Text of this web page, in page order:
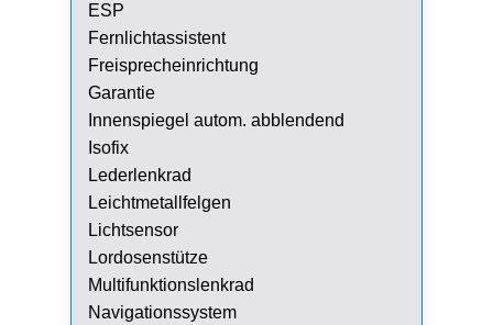
ESP
Fernlichtassistent
Freisprecheinrichtung
Garantie
Innenspiegel autom. abblendend
Isofix
Lederlenkrad
Leichtmetallfelgen
Lichtsensor
Lordosenstütze
Multifunktionslenkrad
Navigationssystem